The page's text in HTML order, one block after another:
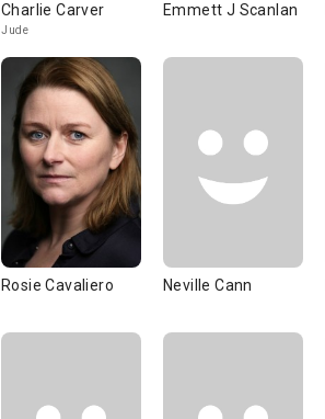
Charlie Carver
Jude
Emmett J Scanlan
Rosie Cavaliero Neville Cann